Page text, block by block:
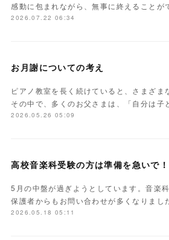
感動に包まれながら、無事に終えることが
2026.07.22 06:34
お月謝についての考え
ピアノ教室を長く続けていると、さまざま
その中で、多くのお父さまは、「自分は
2026.05.26 05:09
高校音楽科受験の方は準備を急いで！
5月の中盤が過ぎようとしています。音楽
保護者からもお問い合わせが多くなりま
2026.05.18 05:11